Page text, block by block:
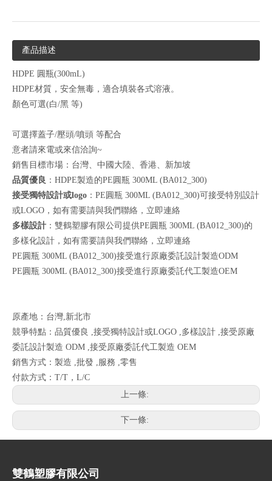
產品描述
HDPE 圓瓶(300mL)
HDPE材質，安全無毒，適合填裝各式溶液。
顏色可選(白/黑 等)
可選擇蓋子/壓頭/噴頭 等配合
意者請來電或來信洽詢~
銷售目標市場：台灣、中國大陸、香港、新加坡
品質優良 ：HDPE製造的PE圓瓶 300ML (BA012_300)
接受獨特設計或logo ：PE圓瓶 300ML (BA012_300)可接受特別設計
或LOGO，如有需要請與我們聯絡， 立即連絡
多樣設計 ：雙鶴塑膠有限公司提供PE圓瓶 300ML (BA012_300)的
多樣化設計，如有需要請與我們聯絡， 立即連絡
PE圓瓶 300ML (BA012_300)接受進行原廠委託設計製造ODM
PE圓瓶 300ML (BA012_300)接受進行原廠委託代工製造OEM
原產地：台灣,新北市
競爭特點：品質優良 ,接受獨特設計或LOGO ,多樣設計 ,接受原廠
委託設計製造 ODM ,接受原廠委託代工製造 OEM
銷售方式：製造 ,批發 ,服務 ,零售
付款方式：T/T，L/C
上一條:
下一條:
雙鶴塑膠有限公司